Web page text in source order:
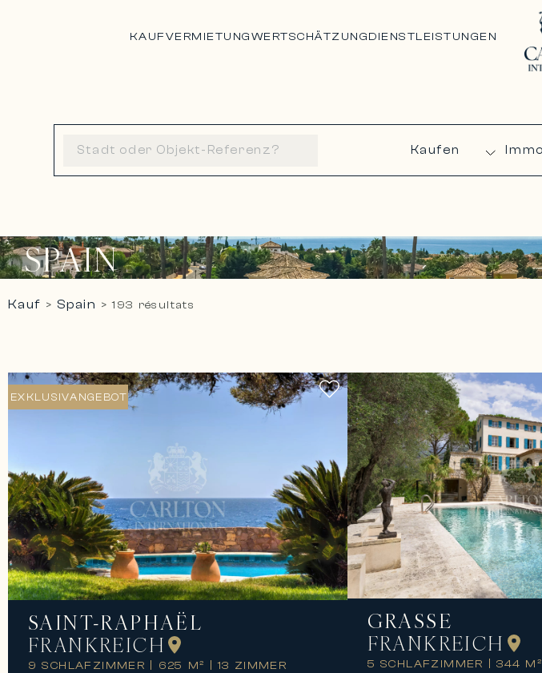
KAUFVERMIETUNGWERTSCHÄTZUNGDIENSTLEISTUNGEN
SPAIN
Kauf > Spain >193 résultats
EXKLUSIVANGEBOT
SAINT-RAPHAËL
FRANKREICH
9 SCHLAFZIMMER 625 M² 13 ZIMMER
GRASSE
FRANKREICH
5 SCHLAFZIMMER 344 M²